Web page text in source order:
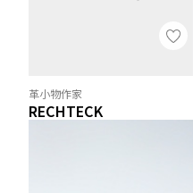
革小物作家
RECHTECK